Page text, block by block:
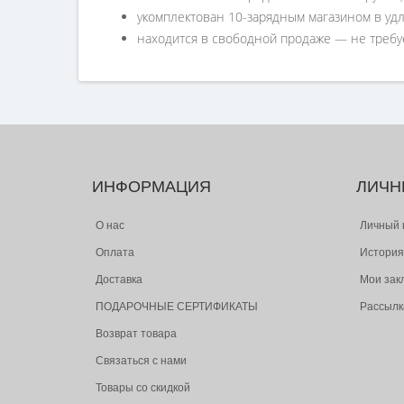
укомплектован 10-зарядным магазином в
находится в свободной продаже — не
ИНФОРМАЦИЯ
О нас
Оплата
Доставка
ПОДАРОЧНЫЕ СЕРТИФИКАТЫ
Возврат товара
Связаться с нами
Товары со скидкой
Личный
Мои